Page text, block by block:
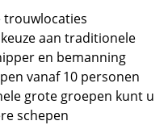
trouwlocaties
aan traditionele
en bemanning
vanaf 10 personen
grote groepen kunt u
schepen